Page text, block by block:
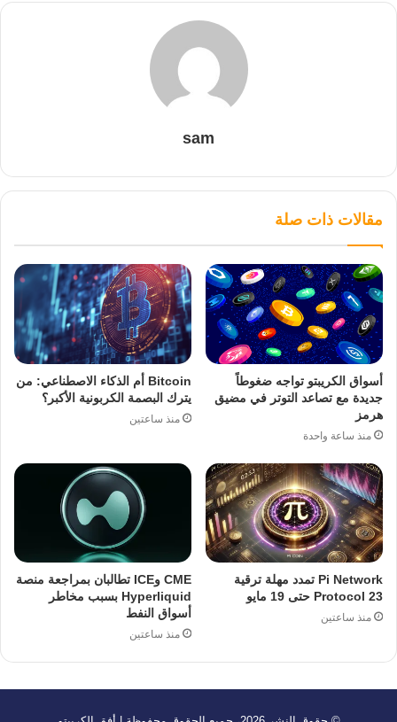
sam
مقالات ذات صلة
أسواق الكريبتو تواجه ضغوطاً
جديدة مع تصاعد التوتر في مضيق
هرمز
منذ ساعة واحدة
Bitcoin أم الذكاء الاصطناعي: من
يترك البصمة الكربونية الأكبر؟
منذ ساعتين
Pi Network تمدد مهلة ترقية
Protocol 23 حتى 19 مايو
منذ ساعتين
CME وICE تطالبان بمراجعة منصة
Hyperliquid بسبب مخاطر
أسواق النفط
منذ ساعتين